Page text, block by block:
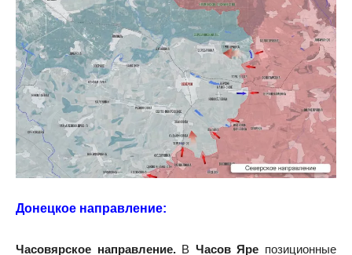
Донецкое направление:
Часовярское направление. В Часов Яре позиционные